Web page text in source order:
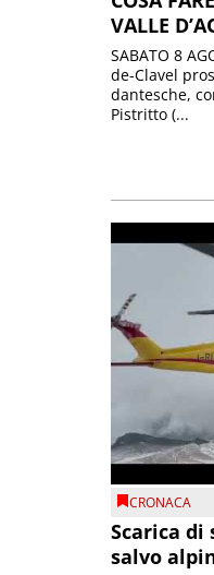
VALLE
SABATO 8
de-Clavel
dantesche,
Pistritto (...
CRONACA
Scarica
salvo